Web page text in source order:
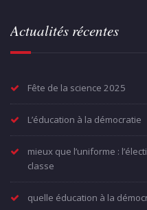
Actualités récentes
Fête de la science 2025
L’éducation à la démocratie
mieux que l’uniforme :
classe
quelle éducation à la